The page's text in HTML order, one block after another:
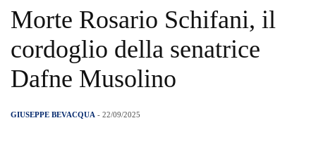
Morte Rosario Schifani, il
cordoglio della senatrice
Dafne Musolino
GIUSEPPE BEVACQUA - 22/09/2025